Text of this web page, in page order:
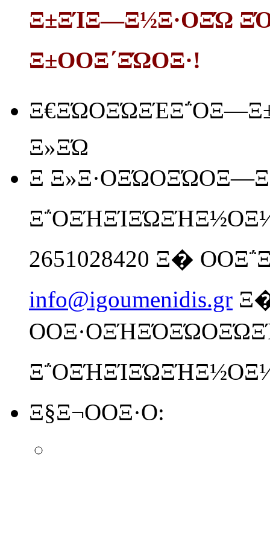
Ξ±ΞΊΞ―Ξ½Ξ·ΟΞΏ
Ξ±ΟΟΞ΄ΞΏΟΞ·!
Ξ»ΞΏ
Ξ
2651028420 Ξ�
info@igoumenidis.gr
Ξ§Ξ¬ΟΟΞ·Ο: